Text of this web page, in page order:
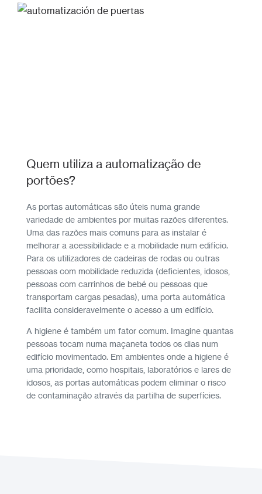
Quem utiliza a automatização de
portões?
As portas automáticas são úteis numa grande
variedade de ambientes por muitas razões diferentes.
Uma das razões mais comuns para as instalar é
melhorar a acessibilidade e a mobilidade num edifício.
Para os utilizadores de cadeiras de rodas ou outras
pessoas com mobilidade reduzida (deficientes, idosos,
pessoas com carrinhos de bebé ou pessoas que
transportam cargas pesadas), uma porta automática
facilita consideravelmente o acesso a um edifício.
A higiene é também um fator comum. Imagine quantas
pessoas tocam numa maçaneta todos os dias num
edifício movimentado. Em ambientes onde a higiene é
uma prioridade, como hospitais, laboratórios e lares de
idosos, as portas automáticas podem eliminar o risco
de contaminação através da partilha de superfícies.